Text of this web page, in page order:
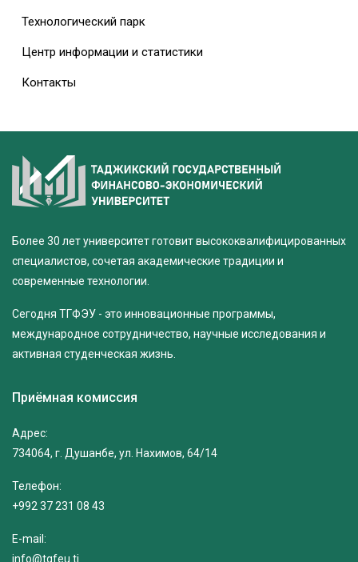
Технологический парк
Центр информации и статистики
Контакты
Более 30 лет университет готовит высококвалифицированных
специалистов, сочетая академические традиции и
современные технологии.
Сегодня ТГФЭУ - это инновационные программы,
международное сотрудничество, научные исследования и
активная студенческая жизнь.
Приёмная комиссия
Адрес:
734064, г. Душанбе, ул. Нахимов, 64/14
Телефон:
+992 37 231 08 43
E-mail:
info@tgfeu.tj